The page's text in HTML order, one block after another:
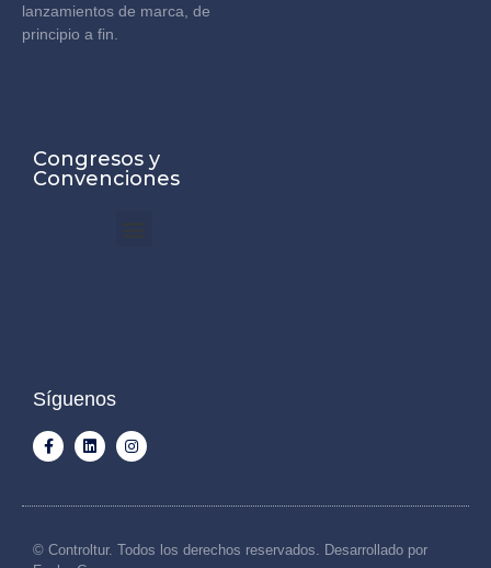
lanzamientos de marca, de
principio a fin.
Congresos y
Convenciones
Síguenos
© Controltur. Todos los derechos reservados. Desarrollado por